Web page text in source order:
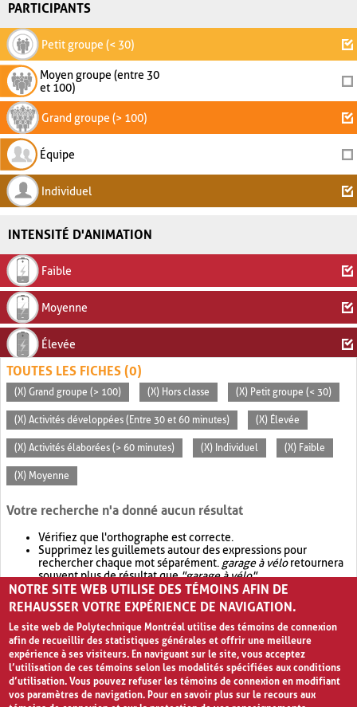
PARTICIPANTS
Petit groupe (< 30)
Moyen groupe (entre 30
et 100)
Grand groupe (> 100)
Équipe
Individuel
INTENSITÉ D'ANIMATION
Faible
Moyenne
Élevée
TOUTES LES FICHES (0)
(X) Grand groupe (> 100) (X) Hors classe (X) Petit groupe (< 30)
(X) Activités développées (Entre 30 et 60 minutes) (X) Élevée
(X) Activités élaborées (> 60 minutes) (X) Individuel (X) Faible
(X) Moyenne
Votre recherche n'a donné aucun résultat
Vérifiez que l'orthographe est correcte.
Supprimez les guillemets autour des expressions pour
rechercher chaque mot séparément. garage à véloretournera
souvent plus de résultat que"garage à vélo".
Envisagez d'élargir votre recherche avec OR.garage OR vélo
retournera souvent plus de résultat quegarage à vélo
NOTRE SITE WEB UTILISE DES TÉMOINS AFIN DE
REHAUSSER VOTRE EXPÉRIENCE DE NAVIGATION.
Le site web de Polytechnique Montréal utilise des témoins de connexion
afin de recueillir des statistiques générales et offrir une meilleure
expérience à ses visiteurs. En naviguant sur le site, vous acceptez
l’utilisation de ces témoins selon les modalités spécifiées aux conditions
d’utilisation. Vous pouvez refuser les témoins de connexion en modifiant
vos paramètres de navigation. Pour en savoir plus sur le recours aux